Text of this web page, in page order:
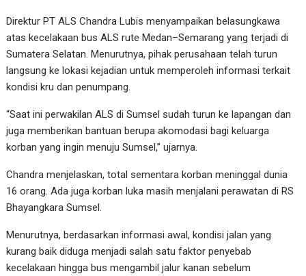
Direktur PT ALS Chandra Lubis menyampaikan belasungkawa
atas kecelakaan bus ALS rute Medan–Semarang yang terjadi di
Sumatera Selatan. Menurutnya, pihak perusahaan telah turun
langsung ke lokasi kejadian untuk memperoleh informasi terkait
kondisi kru dan penumpang.
“Saat ini perwakilan ALS di Sumsel sudah turun ke lapangan dan
juga memberikan bantuan berupa akomodasi bagi keluarga
korban yang ingin menuju Sumsel,” ujarnya.
Chandra menjelaskan, total sementara korban meninggal dunia
16 orang. Ada juga korban luka masih menjalani perawatan di RS
Bhayangkara Sumsel.
Menurutnya, berdasarkan informasi awal, kondisi jalan yang
kurang baik diduga menjadi salah satu faktor penyebab
kecelakaan hingga bus mengambil jalur kanan sebelum